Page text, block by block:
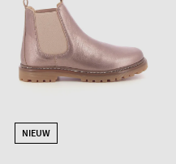
NIEUW